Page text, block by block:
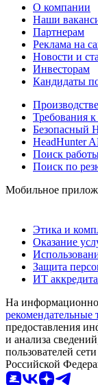
О компании
Наши
Партнерам
Реклама на
Новости и
Инвесторам
Кандидаты
Требования
Безопасный
HeadHunter
Поиск
Поиск по
Мобильное
Этика и
Оказание
Защита
ИТ
На
рекомендательные
предоставления
и анализа
пользователей
Российской